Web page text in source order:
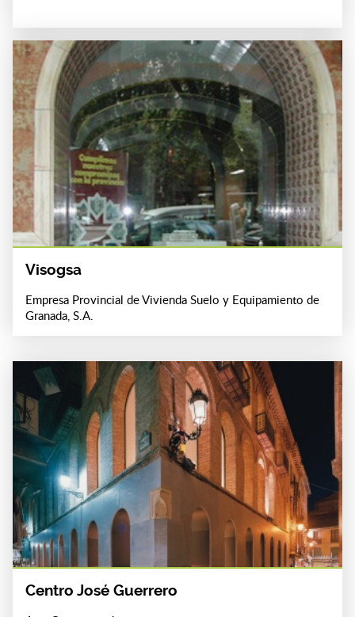
Visogsa
Empresa Provincial de Vivienda Suelo y Equipamiento de
Granada, S.A.
Centro José Guerrero